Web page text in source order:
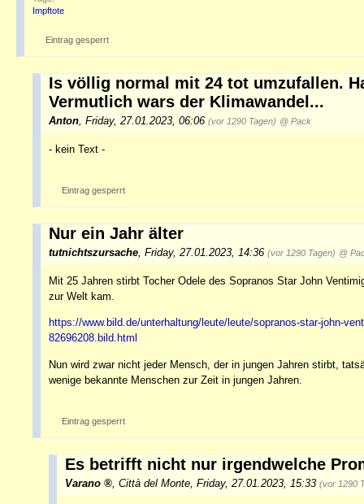
Impftote
Eintrag gesperrt
Is völlig normal mit 24 tot umzufallen.
Vermutlich wars der Klimawandel...
Anton, Friday, 27.01.2023, 06:06 (vor 1290 Tagen) @ Pack
- kein Text -
Eintrag gesperrt
Nur ein Jahr älter
tutnichtszursache, Friday, 27.01.2023, 14:36 (vor 1290 Tagen) @
Mit 25 Jahren stirbt Tocher Odele des Sopranos Star John
zur Welt kam.
https://www.bild.de/unterhaltung/leute/leute/sopranos-star-john-
82696208.bild.html
Nun wird zwar nicht jeder Mensch, der in jungen Jahren stirbt,
wenige bekannte Menschen zur Zeit in jungen Jahren.
Eintrag gesperrt
Es betrifft nicht nur irgendwelche
Varano Città del Monte Friday, 27.01.2023, 15:33 (vor 1290